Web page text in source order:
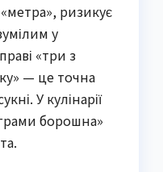
ризикує
у
«три з
— це точна
У кулінарії
борошна»